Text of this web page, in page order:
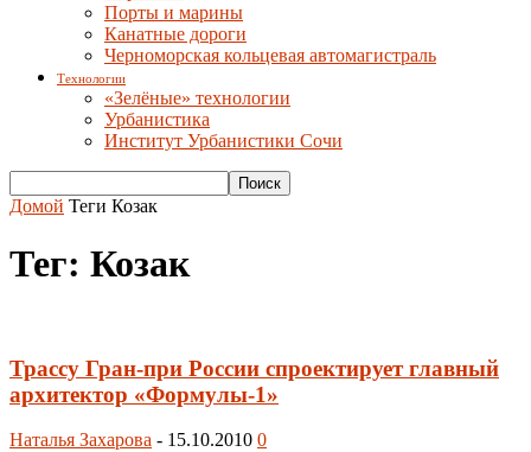
Порты и марины
Канатные дороги
Черноморская кольцевая автомагистраль
Технологии
«Зелёные» технологии
Урбанистика
Институт Урбанистики Сочи
Домой Теги Козак
Тег: Козак
Трассу Гран-при России спроектирует главный
архитектор «Формулы-1»
Наталья Захарова - 15.10.2010 0